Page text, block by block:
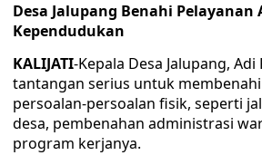
Desa Jalupang Benahi
Kependudukan
KALIJATI-Kepala Desa Jalupang,
tantangan serius untuk membenahi
persoalan-persoalan fisik, seperti
desa, pembenahan administrasi
program kerjanya.